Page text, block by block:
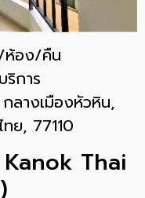
ห้อง/คืน
ริการ
ลางเมืองหัวหิน,
ย, 77110
Thai